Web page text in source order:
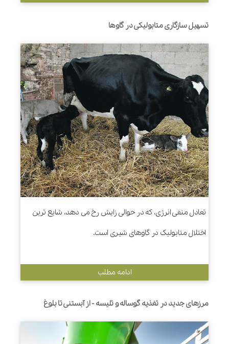
تسهیل سازگاری متابولیکی در گاوها
تعادل منفی انرژی، که در حوالی زایش رخ می دهد، شایع ترین
اختلال متابولیک در گاوهای شیری است.
ادامه مطلب
مرزهای جدید در تغذیه گوساله و تلیسه - از آبستنی تا بلوغ